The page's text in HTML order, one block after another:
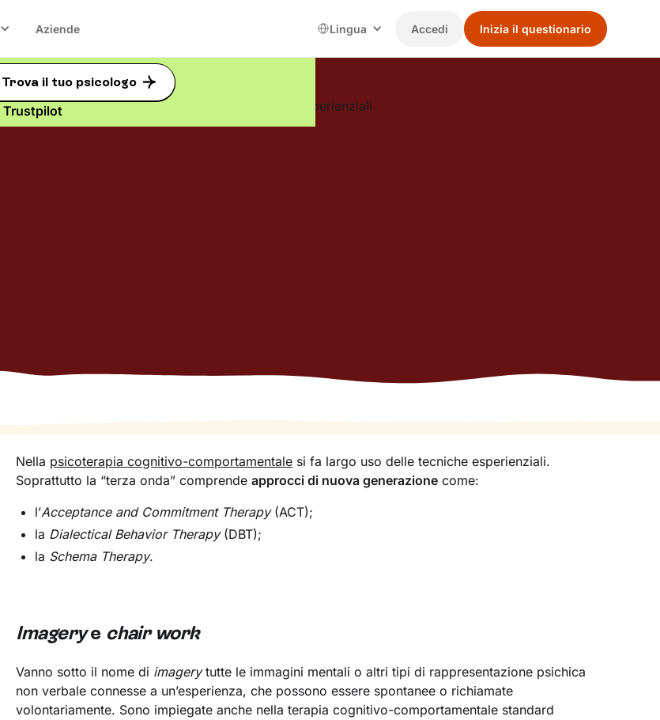
Aziende Lingua Accedi Inizia il questionario
Trova il tuo psicologo
Trustpilot
Nella psicoterapia cognitivo-comportamentale si fa largo uso delle tecniche esperienziali.
Soprattutto la “terza onda” comprendeapprocci di nuova generazione come:
l’Acceptance and Commitment Therapy(ACT);
la Dialectical Behavior Therapy(DBT);
la Schema Therapy.
Imagerye chair work
Vanno sotto il nome di imagerytutte le immagini mentali o altri tipi di rappresentazione psichica
non verbale connesse a un’esperienza, che possono essere spontanee o richiamate
volontariamente. Sono impiegate anche nella terapia cognitivo-comportamentale standard